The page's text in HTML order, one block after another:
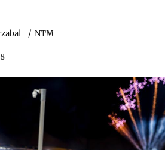
NTM